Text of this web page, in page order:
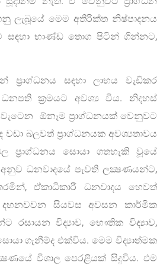
ලැබූයේ මෙම අතිරික්ත නිෂ්පාදනය
සඳහා භාණ්ඩ තොග පිටින් ගින්නට,
ප්‍රාග්ධනය සඳහා ලාභය වැඩිකර
ක්‍රමයට අවශ්‍ය විය. නිදහස්
ඕනෑම ප්‍රාග්ධනයක් වෙනුවට
බලවත් ප්‍රාග්ධනයක අවශ්‍යතාවය
ප්‍රාග්ධනය සොයා ගතහැකි වූයේ
ධනවාදයේ පැවති ලක්‍ෂණයන්ට,
ඒකාධිකාරී ධනවාදය හෙවත්
දහනවවන සියවස අවසන කාර්මික
රසායන විද්‍යාව, භෞතික විද්‍යාව,
ගැනීම්ද එක්විය. මෙම විද්‍යාත්මක
විශාල පෙරළියක් සිදුවිය. එම